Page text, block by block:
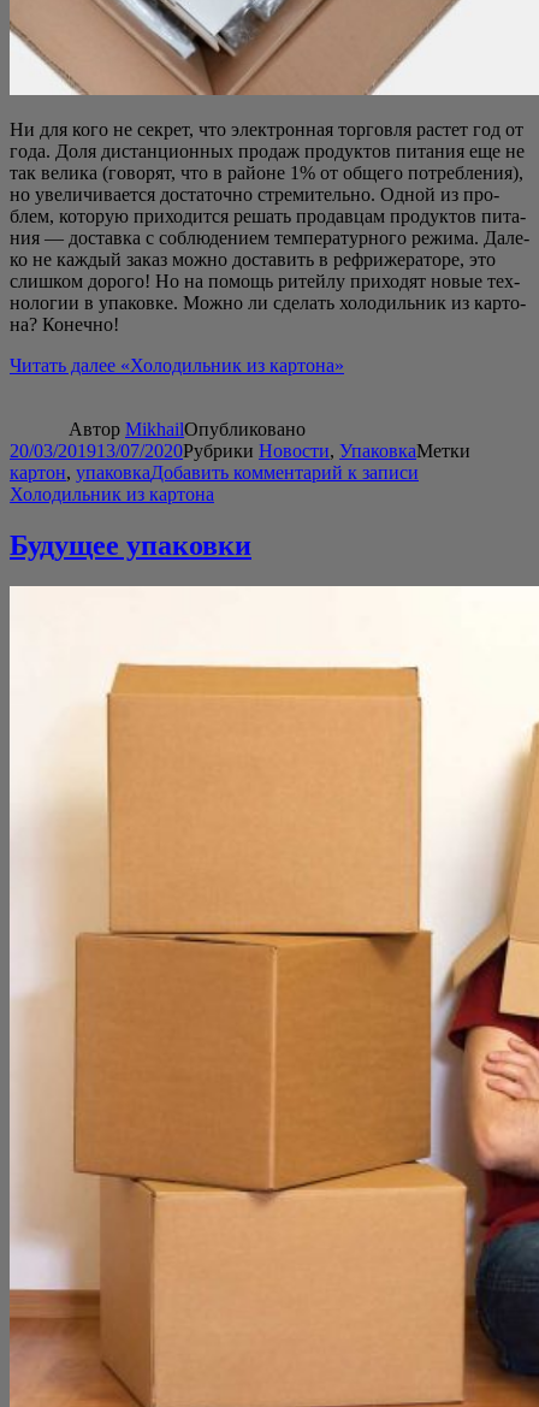
Ни для кого не сек­рет, что элек­трон­ная тор­гов­ля рас­тет год от
года. Доля дистан­ци­он­ных про­даж про­дук­тов пита­ния еще не
так вели­ка (гово­рят, что в рай­оне 1% от обще­го потреб­ле­ния),
но уве­ли­чи­ва­ет­ся доста­точ­но стре­ми­тель­но. Одной из про­
блем, кото­рую при­хо­дит­ся решать про­дав­цам про­дук­тов пита­
ния — достав­ка с соблю­де­ни­ем тем­пе­ра­тур­но­го режи­ма. Дале­
ко не каж­дый заказ мож­но доста­вить в рефри­же­ра­то­ре, это
слиш­ком доро­го! Но на помощь ритей­лу при­хо­дят новые тех­
но­ло­гии в упа­ков­ке. Мож­но ли сде­лать холо­диль­ник из кар­то­
на? Конечно!
Читать далее «Холо­диль­ник из картона»
Автор MikhailОпубликовано
20/03/201913/07/2020Рубрики Новости, УпаковкаМетки
картон, упаковкаДобавить комментарий к записи
Холодильник из картона
Будущее упаковки